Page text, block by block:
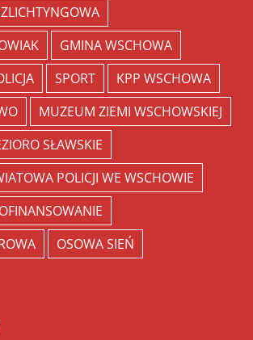
GMINA WSCHOWA
SPORT
KPP WSCHOWA
MUZEUM ZIEMI WSCHOWSKIEJ
SŁAWSKIE
POLICJI WE WSCHOWIE
OSOWA SIEŃ